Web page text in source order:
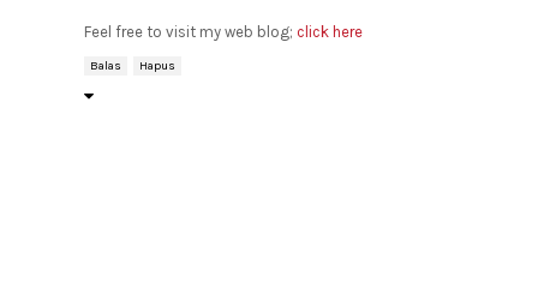
Feel free to visit my web blog; click here
Balas Hapus